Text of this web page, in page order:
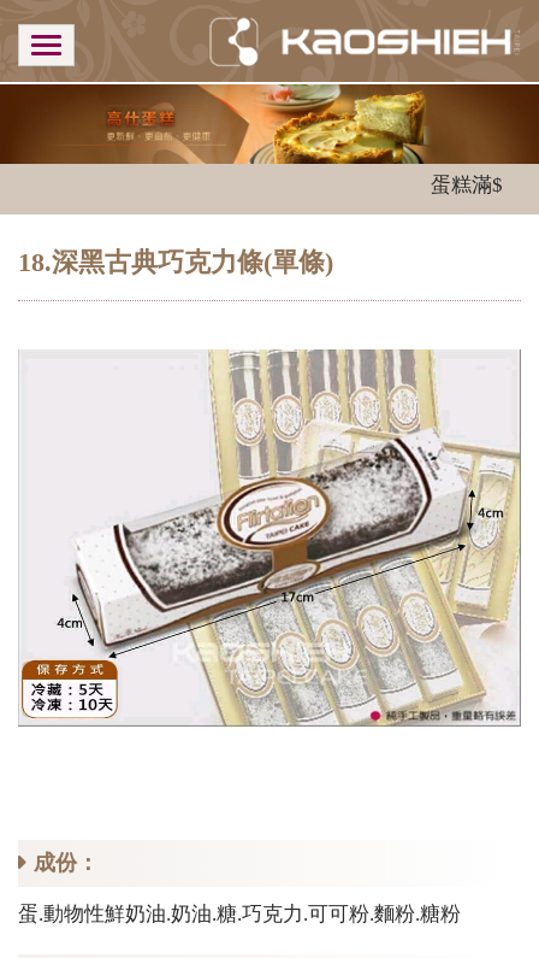
蛋糕滿
18.深黑古典巧克力條(單條)
成份：
蛋.動物性鮮奶油.奶油.糖.巧克力.可可粉.麵粉.糖粉